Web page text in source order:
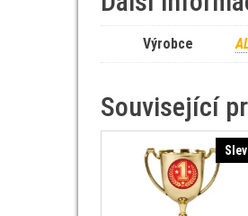
Výrobce
Související